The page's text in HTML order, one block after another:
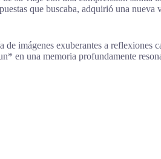
que buscaba, adquirió una nueva
imágenes exuberantes a reflexiones
en una memoria profundamente